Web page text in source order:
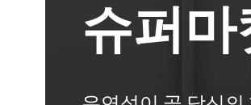
슈퍼마